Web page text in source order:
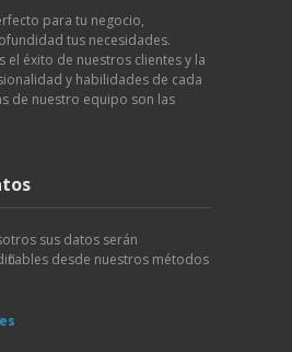
para tu negocio,
tus necesidades.
el éxito de nuestros clientes y la
y habilidades de cada
de nuestro equipo son las
sus datos serán
desde nuestros métodos